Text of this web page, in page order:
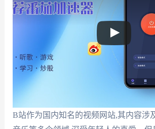
B站作为国内知名的视频网站,其内容涉